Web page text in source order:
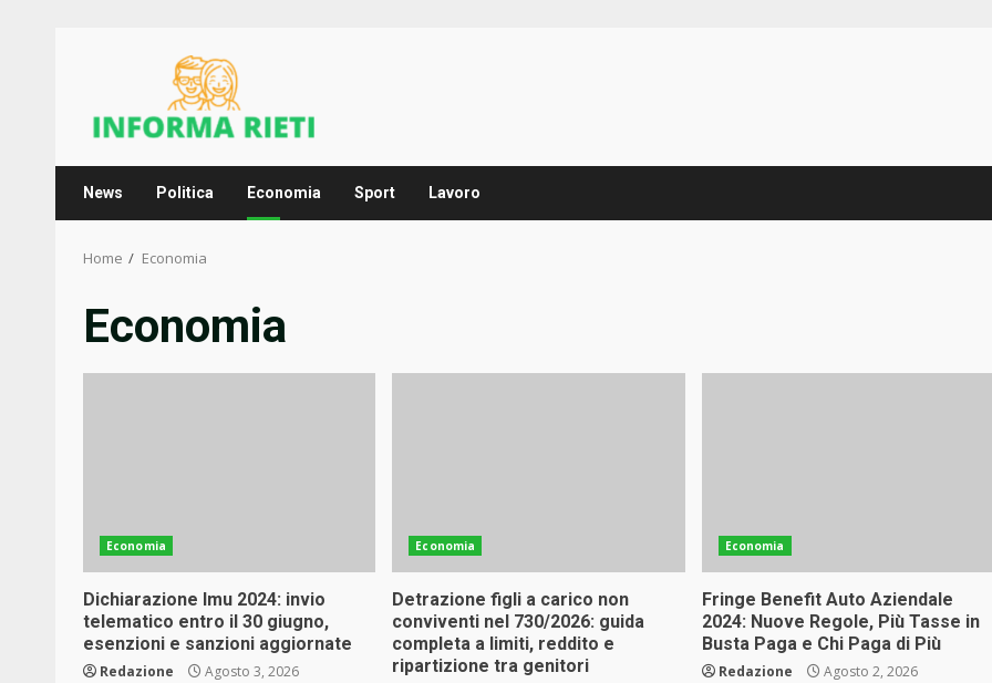
News Politica Economia Sport Lavoro
Home Economia
Economia
Economia
Dichiarazione Imu 2024: invio
telematico entro il 30 giugno,
esenzioni e sanzioni aggiornate
Redazione Agosto 3, 2026
Economia
Detrazione figli a carico non
conviventi nel 730/2026: guida
completa a limiti, reddito e
ripartizione tra genitori
Economia
Fringe Benefit Auto Aziendale
2024: Nuove Regole, Più Tasse in
Busta Paga e Chi Paga di Più
Redazione Agosto 2, 2026